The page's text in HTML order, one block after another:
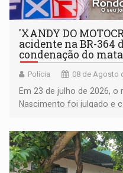
'XANDY DO
acidente na BR-364
condenação do
Polícia 08 de Agosto
Em 23 de julho de 2026, o
Nascimento foi julgado e